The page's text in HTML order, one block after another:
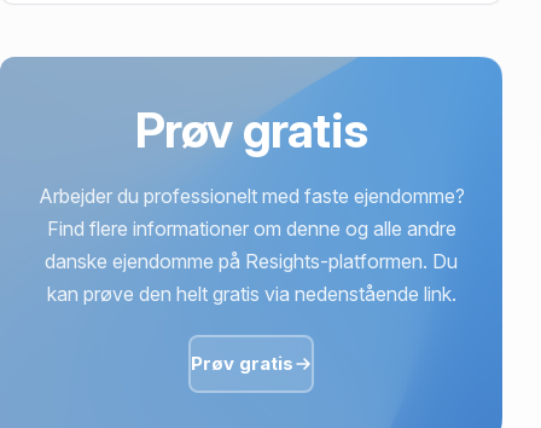
Prøv gratis
Arbejder du professionelt med faste ejendomme?
Find flere informationer om denne og alle andre
danske ejendomme på Resights-platformen. Du
kan prøve den helt gratis via nedenstående link.
Prøv gratis